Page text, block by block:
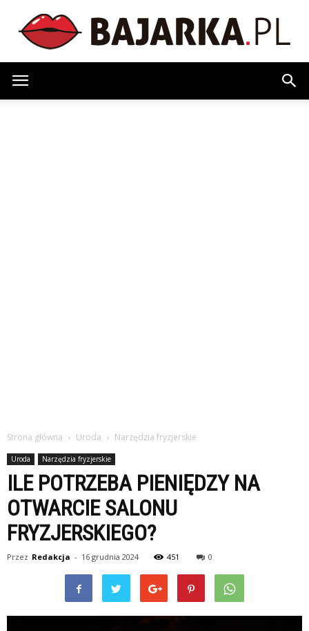
Strona główna Uroda Narzędzia fryzjerskie
Uroda Narzędzia fryzjerskie
ILE POTRZEBA PIENIĘDZY NA
OTWARCIE SALONU
FRYZJERSKIEGO?
Przez Redakcja - 16 grudnia 2024 451 0